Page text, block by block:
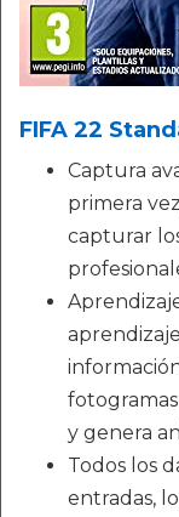
FIFA 22
Captura
primera
capturar
y genera
Todos los
entradas,